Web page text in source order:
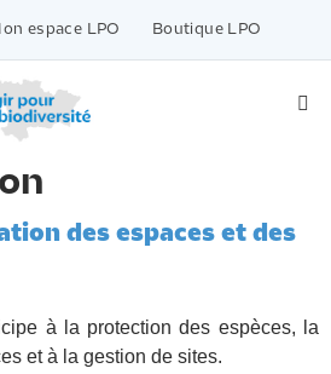
espace LPO Boutique LPO
des espaces et des
à la protection des espèces, la
et à la gestion de sites.